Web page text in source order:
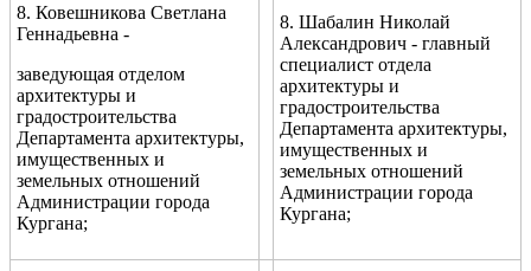
8. Ковешникова Светлана
Геннадьевна -
заведующая отделом
архитектуры и
градостроительства
Департамента архитектуры,
имущественных и
земельных отношений
Администрации города
Кургана;
8. Шабалин Николай
Александрович - главный
специалист отдела
архитектуры и
градостроительства
Департамента архитектуры,
имущественных и
земельных отношений
Администрации города
Кургана;